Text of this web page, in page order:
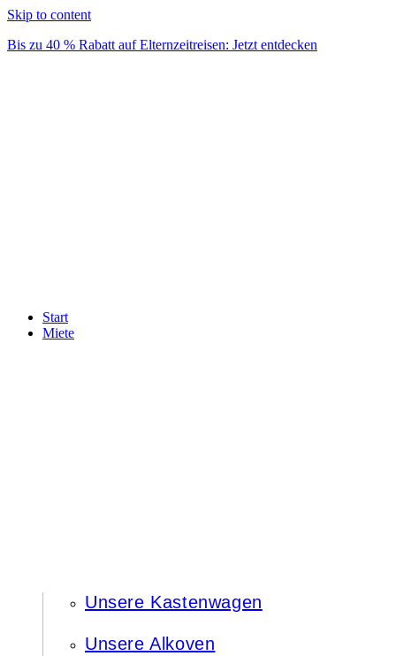
Skip to content
Bis zu 40 % Rabatt auf Elternzeitreisen: Jetzt entdecken
Start
Miete
Unsere Kastenwagen
Unsere Alkoven